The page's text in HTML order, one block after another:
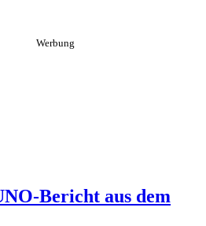
Bericht aus dem